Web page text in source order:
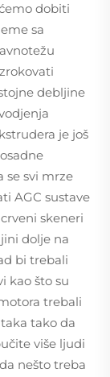
dobiti
sa
debljine
je još
se svi mrze
AGC sustave
skeneri
dolje na
bi trebali
kao što su
trebali
tako da
više ljudi
nešto treba